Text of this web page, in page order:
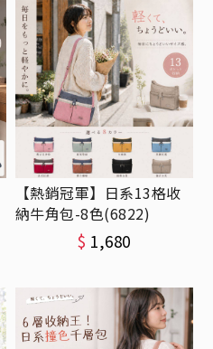
【熱銷冠軍】日系13格收
納牛角包-8色(6822)
$ 1,680